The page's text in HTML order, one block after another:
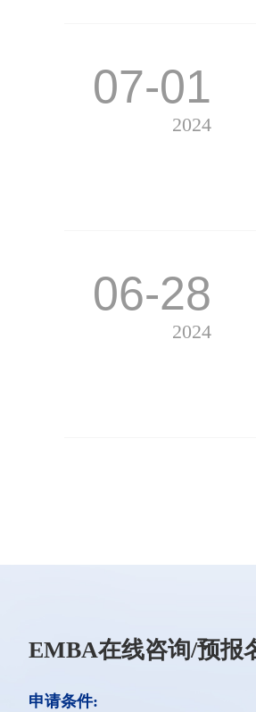
07-01
2024
06-28
2024
EMBA在线咨询/预报
申请条件: